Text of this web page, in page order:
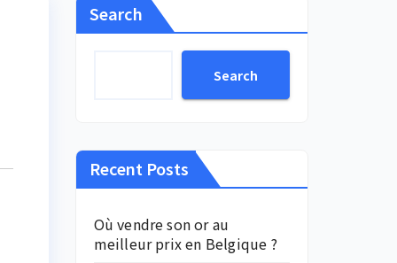
Search
Search
Recent Posts
Où vendre son or au
meilleur prix en Belgique ?